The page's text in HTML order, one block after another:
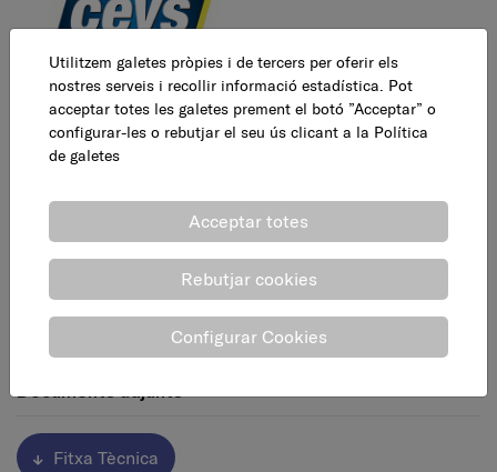
Mesures embalatge
Alçada : 4,50 cm
Volum : 0,128 Kg
Fitxa Tècnica
Utilitzem galetes pròpies i de tercers per oferir els
nostres serveis i recollir informació estadística. Pot
acceptar totes les galetes prement el botó ”Acceptar” o
configurar-les o rebutjar el seu ús clicant a la Política
de galetes
Acceptar totes
Rebutjar cookies
Configurar Cookies